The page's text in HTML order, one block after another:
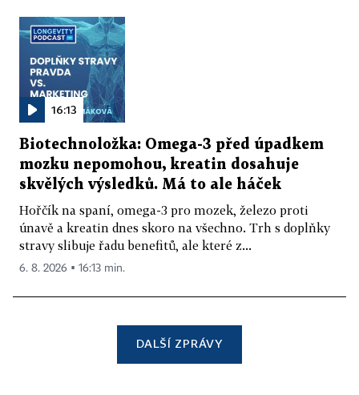
16:13
Biotechnoložka: Omega-3 před úpadkem
mozku nepomohou, kreatin dosahuje
skvělých výsledků. Má to ale háček
Hořčík na spaní, omega-3 pro mozek, železo proti
únavě a kreatin dnes skoro na všechno. Trh s doplňky
stravy slibuje řadu benefitů, ale které z...
6. 8. 2026 ▪ 16:13 min.
DALŠÍ ZPRÁVY